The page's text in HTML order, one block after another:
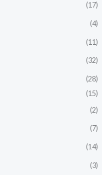
(17)
(4)
(11)
(32)
(28)
(15)
(2)
(7)
(14)
(3)